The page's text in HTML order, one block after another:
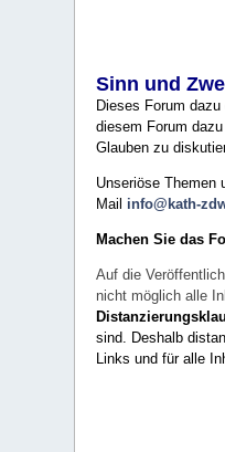
Sinn und
Dieses Forum
diesem Forum
Glauben zu
Unseriöse Themen
Mail info@kath-
Machen Sie das
Auf die
nicht möglich alle
sind. Deshalb
Links und für alle